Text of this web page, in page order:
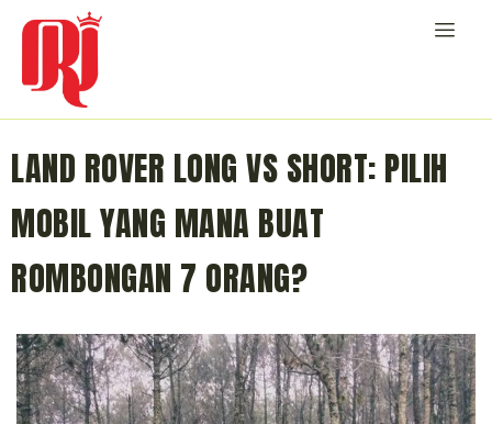
LAND ROVER LONG VS SHORT: PILIH
MOBIL YANG MANA BUAT
ROMBONGAN 7 ORANG?